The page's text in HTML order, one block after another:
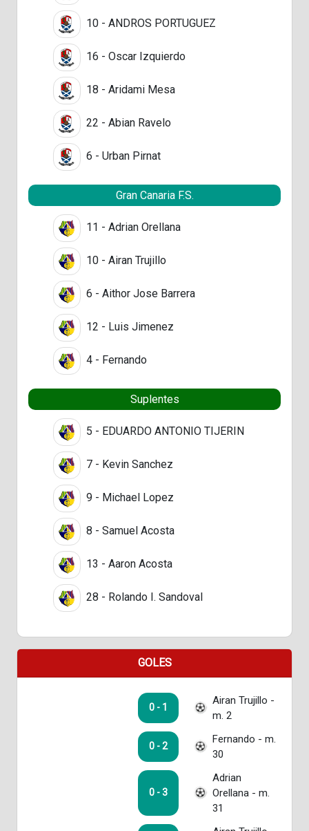
10 - ANDROS PORTUGUEZ
16 - Oscar Izquierdo
18 - Aridami Mesa
22 - Abian Ravelo
6 - Urban Pirnat
Gran Canaria F.S.
11 - Adrian Orellana
10 - Airan Trujillo
6 - Aithor Jose Barrera
12 - Luis Jimenez
4 - Fernando
Suplentes
5 - EDUARDO ANTONIO TIJERIN
7 - Kevin Sanchez
9 - Michael Lopez
8 - Samuel Acosta
13 - Aaron Acosta
28 - Rolando I. Sandoval
GOLES
0 - 1
Airan Trujillo -
m. 2
0 - 2
Fernando - m.
30
0 - 3
Adrian
Orellana - m.
31